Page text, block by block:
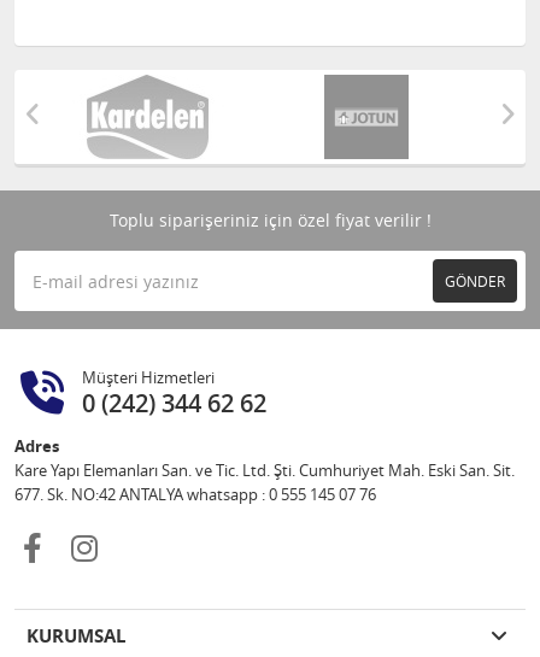
Toplu siparişeriniz için özel fiyat verilir !
GÖNDER
Müşteri Hizmetleri
0 (242) 344 62 62
Adres
Kare Yapı Elemanları San. ve Tic. Ltd. Şti. Cumhuriyet Mah. Eski San. Sit.
677. Sk. NO:42 ANTALYA whatsapp : 0 555 145 07 76
KURUMSAL